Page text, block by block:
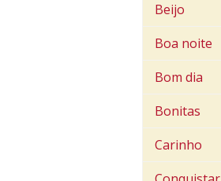
Beijo
Boa noite
Bom dia
Bonitas
Carinho